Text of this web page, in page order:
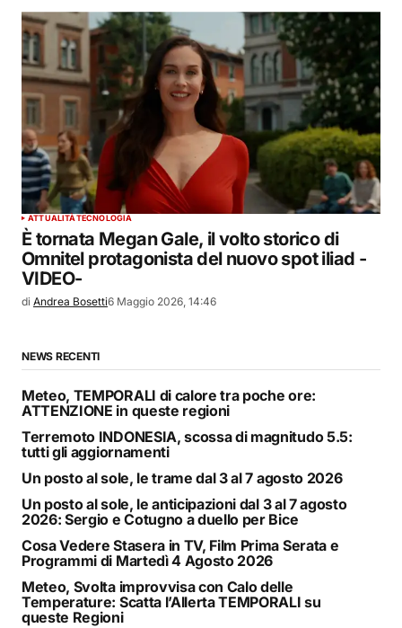
ATTUALITÀTECNOLOGIA
È tornata Megan Gale, il volto storico di
Omnitel protagonista del nuovo spot iliad -
VIDEO-
di Andrea Bosetti6 Maggio 2026, 14:46
NEWS RECENTI
Meteo, TEMPORALI di calore tra poche ore:
ATTENZIONE in queste regioni
Terremoto INDONESIA, scossa di magnitudo 5.5:
tutti gli aggiornamenti
Un posto al sole, le trame dal 3 al 7 agosto 2026
Un posto al sole, le anticipazioni dal 3 al 7 agosto
2026: Sergio e Cotugno a duello per Bice
Cosa Vedere Stasera in TV, Film Prima Serata e
Programmi di Martedì 4 Agosto 2026
Meteo, Svolta improvvisa con Calo delle
Temperature: Scatta l’Allerta TEMPORALI su
queste Regioni